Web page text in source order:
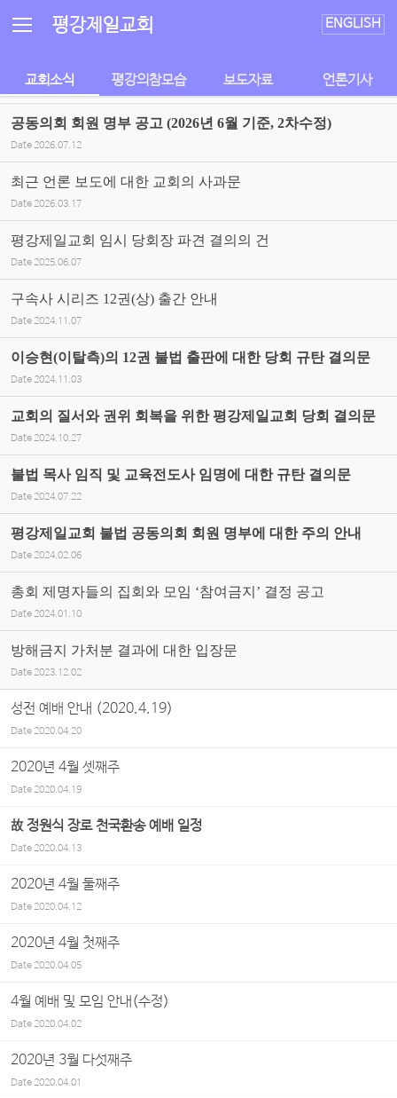
평강제일교회 ENGLISH
교회소식 평강의참모습 보도자료 언론기사
공동의회 회원 명부 공고 (2026년 6월 기준, 2차수정)
Date 2026.07.12
최근 언론 보도에 대한 교회의 사과문
Date 2026.03.17
평강제일교회 임시 당회장 파견 결의의 건
Date 2025.06.07
구속사 시리즈 12권(상) 출간 안내
Date 2024.11.07
이승현(이탈측)의 12권 불법 출판에 대한 당회 규탄 결의문
Date 2024.11.03
교회의 질서와 권위 회복을 위한 평강제일교회 당회 결의문
Date 2024.10.27
불법 목사 임직 및 교육전도사 임명에 대한 규탄 결의문
Date 2024.07.22
평강제일교회 불법 공동의회 회원 명부에 대한 주의 안내
Date 2024.02.06
총회 제명자들의 집회와 모임 ‘참여금지’ 결정 공고
Date 2024.01.10
방해금지 가처분 결과에 대한 입장문
Date 2023.12.02
성전 예배 안내 (2020.4.19)
Date2020.04.20
2020년 4월 셋째주
Date2020.04.19
故 정원식 장로 천국환송 예배 일정
Date2020.04.13
2020년 4월 둘째주
Date2020.04.12
2020년 4월 첫째주
Date2020.04.05
4월 예배 및 모임 안내(수정)
Date2020.04.02
2020년 3월 다섯째주
Date2020.04.01